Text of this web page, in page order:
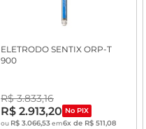
ELETRODO SENTIX ORP-T
900
R$ 3.833,16
R$ 2.913,20 No PIX
ou R$ 3.066,53em6x de R$ 511,08